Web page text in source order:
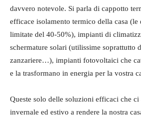
davvero notevole. Si parla di cappotto
efficace isolamento termico della casa (le
limitate del 40-50%), impianti di
schermature solari (utilissime soprattutto
zanzariere…), impianti fotovoltaici che
e la trasformano in energia per la vostra
Queste solo delle soluzioni efficaci che
invernale ed estivo a rendere la nostra